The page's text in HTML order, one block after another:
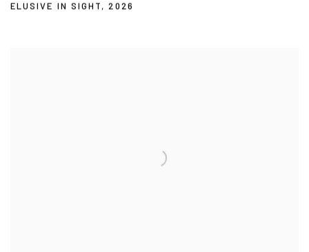
ELUSIVE IN SIGHT,2026